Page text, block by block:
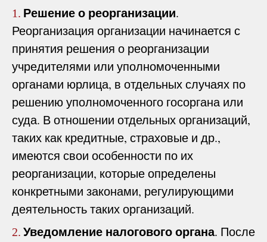
1. Решение о реорганизации.
Реорганизация организации начинается с
принятия решения о реорганизации
учредителями или уполномоченными
органами юрлица, в отдельных случаях по
решению уполномоченного госоргана или
суда. В отношении отдельных организаций,
таких как кредитные, страховые и др.,
имеются свои особенности по их
реорганизации, которые определены
конкретными законами, регулирующими
деятельность таких организаций.
2. Уведомление налогового органа. После